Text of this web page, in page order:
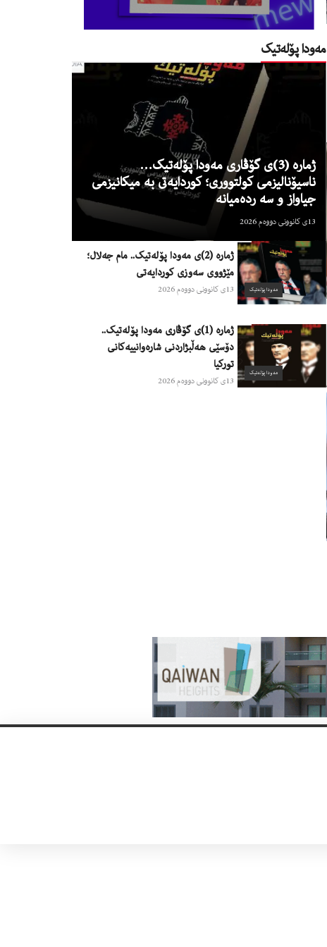
مەودا پۆلەتیک
ژمارە (3)ی گۆڤاری مەودا پۆلەتیک…
ناسیۆنالیزمی كولتووری؛ كوردايەتى به ميكانيزمى
جياواز و سه ردەميانه
13ی کانوونی دووەم 2026
مەودا پۆلەتیک
ژمارە (2)ی مەودا پۆلەتیک.. مام جەلال؛
مێژووی سەوزی کوردایەتی
13ی کانوونی دووەم 2026
مەودا پۆلەتیک
ژمارە (1)ی گۆڤاری مەودا پۆلەتیک..
دۆسێی هەڵبژاردنی شارەوانییەکانی
تورکیا
13ی کانوونی دووەم 2026